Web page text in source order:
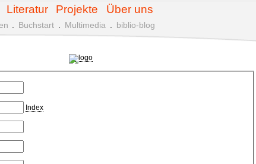
Literatur Projekte Über uns
Buchstart Multimedia biblio-blog
Index